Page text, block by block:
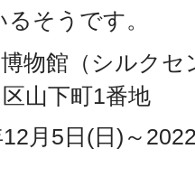
そうです。
館（シルクセ
山下町1番地
月5日(日)～